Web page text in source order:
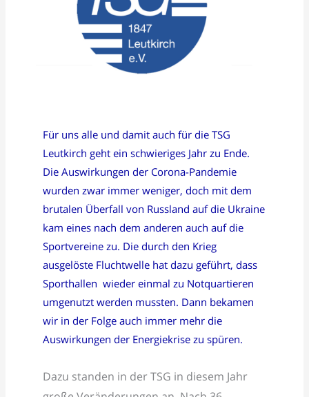
Für uns alle und damit auch für die TSG
Leutkirch geht ein schwieriges Jahr zu Ende.
Die Auswirkungen der Corona-Pandemie
wurden zwar immer weniger, doch mit dem
brutalen Überfall von Russland auf die Ukraine
kam eines nach dem anderen auch auf die
Sportvereine zu. Die durch den Krieg
ausgelöste Fluchtwelle hat dazu geführt, dass
Sporthallen wieder einmal zu Notquartieren
umgenutzt werden mussten. Dann bekamen
wir in der Folge auch immer mehr die
Auswirkungen der Energiekrise zu spüren.
Dazu standen in der TSG in diesem Jahr